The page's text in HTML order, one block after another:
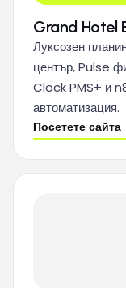
Grand Hotel
Луксозен
център, Pulse
Clock PMS+ и
автоматизация.
Посетете